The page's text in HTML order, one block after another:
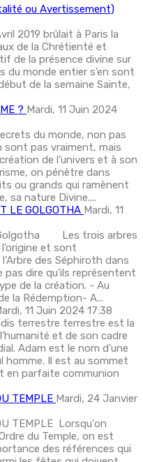
ou Avertissement)
2019 brûlait à Paris la
de la Chrétienté et
de la présence divine sur
du monde entier s’en sont
de la semaine Sainte,
? Mardi, 11 Juin 2024
du monde, non pas
sont pas vraiment, mais
de l’univers et à son
on pénètre dans
ou grands qui ramènent
sa nature Divine....
LE GOLGOTHA Mardi, 11
Golgotha Les trois arbres
l’origine et sont
des Séphiroth dans
pas dire qu’ils représentent
de la création. - Au
la Rédemption- A...
11 Juin 2024 17:38
terrestre terrestre est la
et de son cadre
Adam est le nom d’une
homme. Il est au sommet
en parfaite communion
TEMPLE Mardi, 24 Janvier
TEMPLE Lorsqu'on
du Temple, on est
des références qui